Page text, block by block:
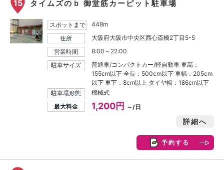
15 タイムズのｂ 御堂筋カーピット駐車場
スポットまで
448m
住所
大阪府大阪市中央区西心斎橋2丁目5-5
営業時間
8:00～22:00
駐車サイズ
普通車/コンパクトカー/軽自動車 車高：
155cm以下 全長：500cm以下 車幅：205cm
以下 車下：8cm以上 タイヤ幅：186cm以下
駐車場形態
機械式
最大料金
1,200円 ～/日
詳細へ
予約する